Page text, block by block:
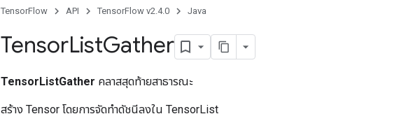
TensorFlow API TensorFlow v2.4.0 Java
TensorListGather
TensorListGather คลาสสุดท้ายสาธารณะ
สร้าง Tensor โดยการจัดทำดัชนีลงใน TensorList